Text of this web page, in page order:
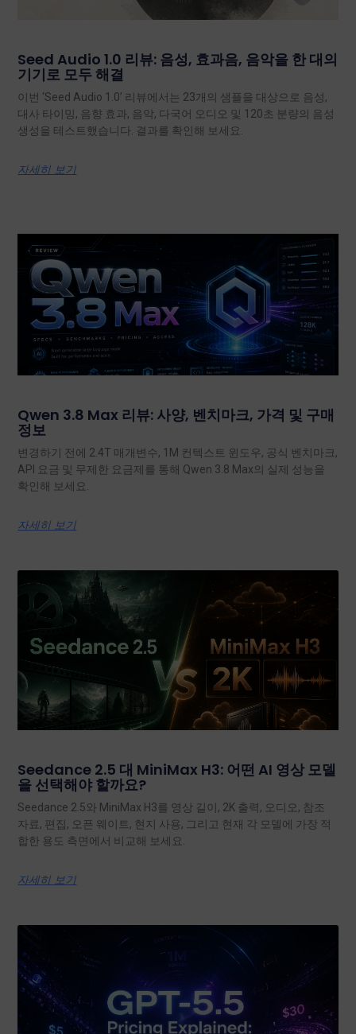
Seed Audio 1.0 리뷰: 음성, 효과음, 음악을 한 대의
기기로 모두 해결
이번 ‘Seed Audio 1.0’ 리뷰에서는 23개의 샘플을 대상으로 음성,
대사 타이밍, 음향 효과, 음악, 다국어 오디오 및 120초 분량의 음성
생성을 테스트했습니다. 결과를 확인해 보세요.
자세히 보기
Qwen 3.8 Max 리뷰: 사양, 벤치마크, 가격 및 구매
정보
변경하기 전에 2.4T 매개변수, 1M 컨텍스트 윈도우, 공식 벤치마크,
API 요금 및 무제한 요금제를 통해 Qwen 3.8 Max의 실제 성능을
확인해 보세요.
자세히 보기
Seedance 2.5 대 MiniMax H3: 어떤 AI 영상 모델
을 선택해야 할까요?
Seedance 2.5와 MiniMax H3를 영상 길이, 2K 출력, 오디오, 참조
자료, 편집, 오픈 웨이트, 현지 사용, 그리고 현재 각 모델에 가장 적
합한 용도 측면에서 비교해 보세요.
자세히 보기